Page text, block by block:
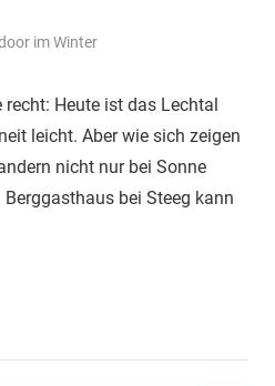
im Winter
Heute ist das Lechtal
leicht. Aber wie sich zeigen
nicht nur bei Sonne
bei Steeg kann